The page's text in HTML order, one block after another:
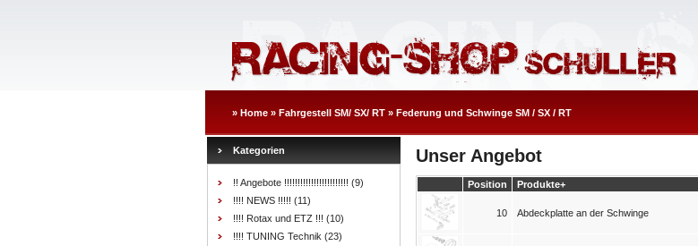
» Home » Fahrgestell SM/ SX/ RT » Federung und Schwinge SM / SX / RT
Kategorien
!! Angebote !!!!!!!!!!!!!!!!!!!!!!!! (9)
!!!! NEWS !!!!! (11)
!!!! Rotax und ETZ !!! (10)
!!!! TUNING Technik (23)
Unser Angebot
Position Produkte+
10 Abdeckplatte an der Schwinge